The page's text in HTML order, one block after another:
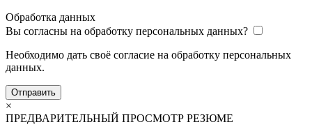
Обработка данных
Вы согласны на обработку персональных данных?
Необходимо дать своё согласие на обработку персональных
данных.
Отправить
×
ПРЕДВАРИТЕЛЬНЫЙ ПРОСМОТР РЕЗЮМЕ